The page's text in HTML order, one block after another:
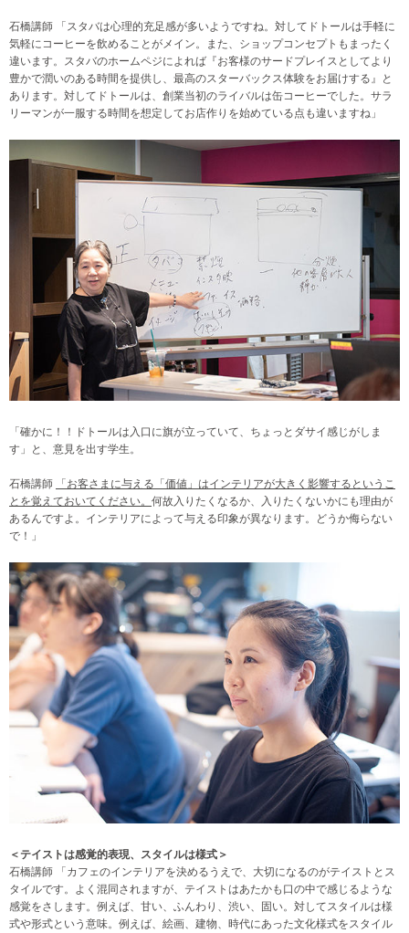
石橋講師 「スタバは心理的充足感が多いようですね。対してドトールは手軽に
気軽にコーヒーを飲めることがメイン。また、ショップコンセプトもまったく
違います。スタバのホームペジによれば『お客様のサードプレイスとしてより
豊かで潤いのある時間を提供し、最高のスターバックス体験をお届けする』と
あります。対してドトールは、創業当初のライバルは缶コーヒーでした。サラ
リーマンが一服する時間を想定してお店作りを始めている点も違いますね」
「確かに！！ドトールは入口に旗が立っていて、ちょっとダサイ感じがしま
す」と、意見を出す学生。
石橋講師
「お客さまに与える「価値」はインテリアが大きく影響するというこ
とを覚えておいてください。 何故入りたくなるか、入りたくないかにも理由が
あるんですよ。インテリアによって与える印象が異なります。どうか侮らない
で！」
＜テイストは感覚的表現、スタイルは様式＞
石橋講師 「カフェのインテリアを決めるうえで、大切になるのがテイストとス
タイルです。よく混同されますが、テイストはあたかも口の中で感じるような
感覚をさします。例えば、甘い、ふんわり、渋い、固い。対してスタイルは様
式や形式という意味。例えば、絵画、建物、時代にあった文化様式をスタイル